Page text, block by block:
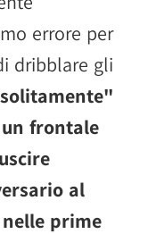
errore per
dribblare gli
frontale
al
prime